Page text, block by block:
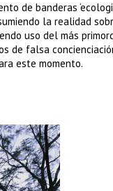
de banderas
la realidad
uso del más
de falsa
este momento.